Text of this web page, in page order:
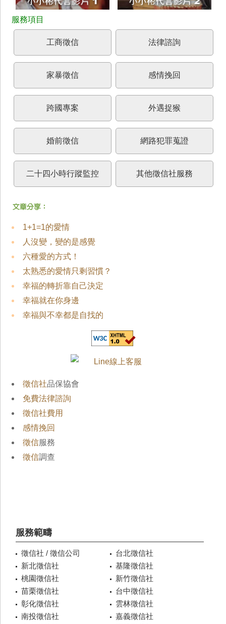
工商徵信 法律諮詢
家暴徵信 感情挽回
跨國專案 外遇捉猴
婚前徵信 網路犯罪蒐證
二十四小時行蹤監控 其他徵信社服務
1+1=1的愛情
人沒變，變的是感覺
六種愛的方式！
太熟悉的愛情只剩習慣？
幸福的轉折靠自己決定
幸福就在你身邊
幸福與不幸都是自找的
徵信社品保協會
免費法律諮詢
徵信社費用
感情挽回
徵信服務
徵信調查
服務範疇
徵信社 / 徵信公司
台北徵信社
新北徵信社
基隆徵信社
桃園徵信社
新竹徵信社
苗栗徵信社
台中徵信社
彰化徵信社
雲林徵信社
南投徵信社
嘉義徵信社